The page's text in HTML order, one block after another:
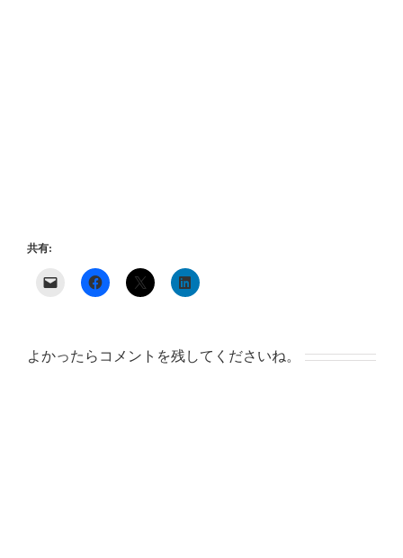
共有:
よかったらコメントを残してくださいね。